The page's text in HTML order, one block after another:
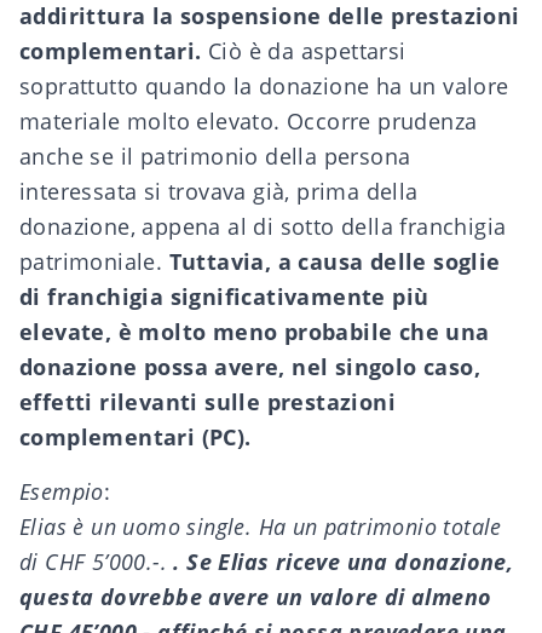
addirittura la sospensione delle prestazioni
complementari. Ciò è da aspettarsi
soprattutto quando la donazione ha un valore
materiale molto elevato. Occorre prudenza
anche se il patrimonio della persona
interessata si trovava già, prima della
donazione, appena al di sotto della franchigia
patrimoniale. Tuttavia, a causa delle soglie
di franchigia significativamente più
elevate, è molto meno probabile che una
donazione possa avere, nel singolo caso,
effetti rilevanti sulle prestazioni
complementari (PC).
Esempio:
Elias è un uomo single. Ha un patrimonio totale
di CHF 5’000.-.. Se Elias riceve una donazione,
questa dovrebbe avere un valore di almeno